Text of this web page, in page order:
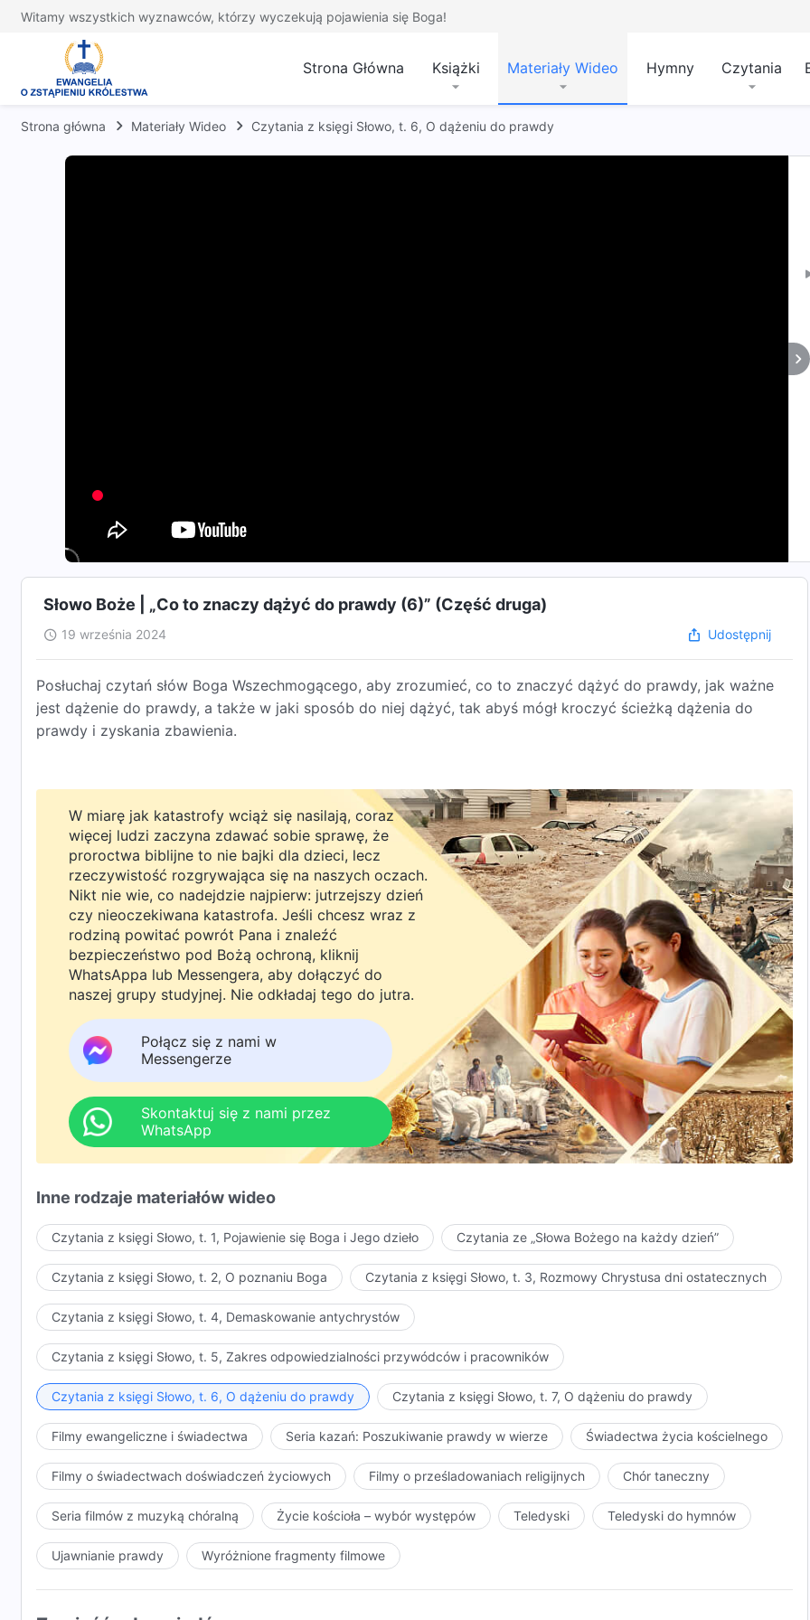
Witamy wszystkich wyznawców, którzy wyczekują pojawienia się Boga!
Strona Główna Książki Materiały Wideo Hymny Czytania
Strona główna Materiały Wideo Czytania z księgi Słowo, t. 6, O dążeniu do prawdy
Słowo Boże | „Co to znaczy dążyć do prawdy (6)” (Część druga)
19 września 2024 Udostępnij
Posłuchaj czytań słów Boga Wszechmogącego, aby zrozumieć, co to znaczyć dążyć do prawdy, jak ważne
jest dążenie do prawdy, a także w jaki sposób do niej dążyć, tak abyś mógł kroczyć ścieżką dążenia do
prawdy i zyskania zbawienia.
W miarę jak katastrofy wciąż się nasilają, coraz
więcej ludzi zaczyna zdawać sobie sprawę, że
proroctwa biblijne to nie bajki dla dzieci, lecz
rzeczywistość rozgrywająca się na naszych oczach.
Nikt nie wie, co nadejdzie najpierw: jutrzejszy dzień
czy nieoczekiwana katastrofa. Jeśli chcesz wraz z
rodziną powitać powrót Pana i znaleźć
bezpieczeństwo pod Bożą ochroną, kliknij
WhatsAppa lub Messengera, aby dołączyć do
naszej grupy studyjnej. Nie odkładaj tego do jutra.
Połącz się z nami w
Messengerze
Skontaktuj się z nami przez
WhatsApp
Inne rodzaje materiałów wideo
Czytania z księgi Słowo, t. 1, Pojawienie się Boga i Jego dzieło Czytania ze „Słowa Bożego na każdy dzień”
Czytania z księgi Słowo, t. 2, O poznaniu Boga Czytania z księgi Słowo, t. 3, Rozmowy Chrystusa dni ostatecznych
Czytania z księgi Słowo, t. 4, Demaskowanie antychrystów
Czytania z księgi Słowo, t. 5, Zakres odpowiedzialności przywódców i pracowników
Czytania z księgi Słowo, t. 6, O dążeniu do prawdy Czytania z księgi Słowo, t. 7, O dążeniu do prawdy
Filmy ewangeliczne i świadectwa Seria kazań: Poszukiwanie prawdy w wierze Świadectwa życia kościelnego
Filmy o świadectwach doświadczeń życiowych Filmy o prześladowaniach religijnych Chór taneczny
Seria filmów z muzyką chóralną Życie kościoła – wybór występów Teledyski Teledyski do hymnów
Ujawnianie prawdy Wyróżnione fragmenty filmowe